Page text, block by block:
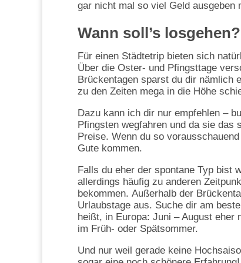
gar nicht mal so viel Geld ausgeben
Wann soll’s losgehen?
Für einen Städtetrip bieten sich
Über die Oster- und Pfingsttage
Brückentagen sparst du dir nämlich
zu den Zeiten mega in die Höhe
Dazu kann ich dir nur empfehlen –
Pfingsten wegfahren und da sie
Preise. Wenn du so
Gute kommen.
Falls du eher der spontane Typ bist
allerdings häufig zu anderen
bekommen. Außerhalb der
Urlaubstage aus. Suche dir am
heißt, in Europa: Juni – August
im Früh- oder Spätsommer.
Und nur weil gerade keine